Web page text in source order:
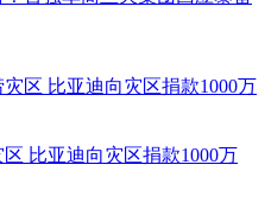
比亚迪向灾区捐款1000万